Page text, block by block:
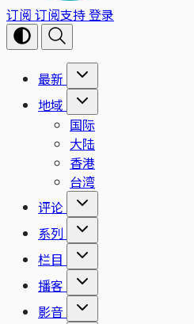
订阅 订阅支持登录
最新
地域
国际
大陆
香港
台湾
评论
系列
栏目
播客
影音